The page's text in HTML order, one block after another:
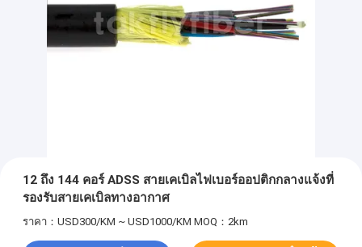
12 ถึง 144 คอร์ ADSS สายเคเบิลไฟเบอร์ออปติกกลางแจ้งที่
รองรับสายเคเบิลทางอากาศ
ราคา：USD300/KM ~ USD1000/KM MOQ：2km